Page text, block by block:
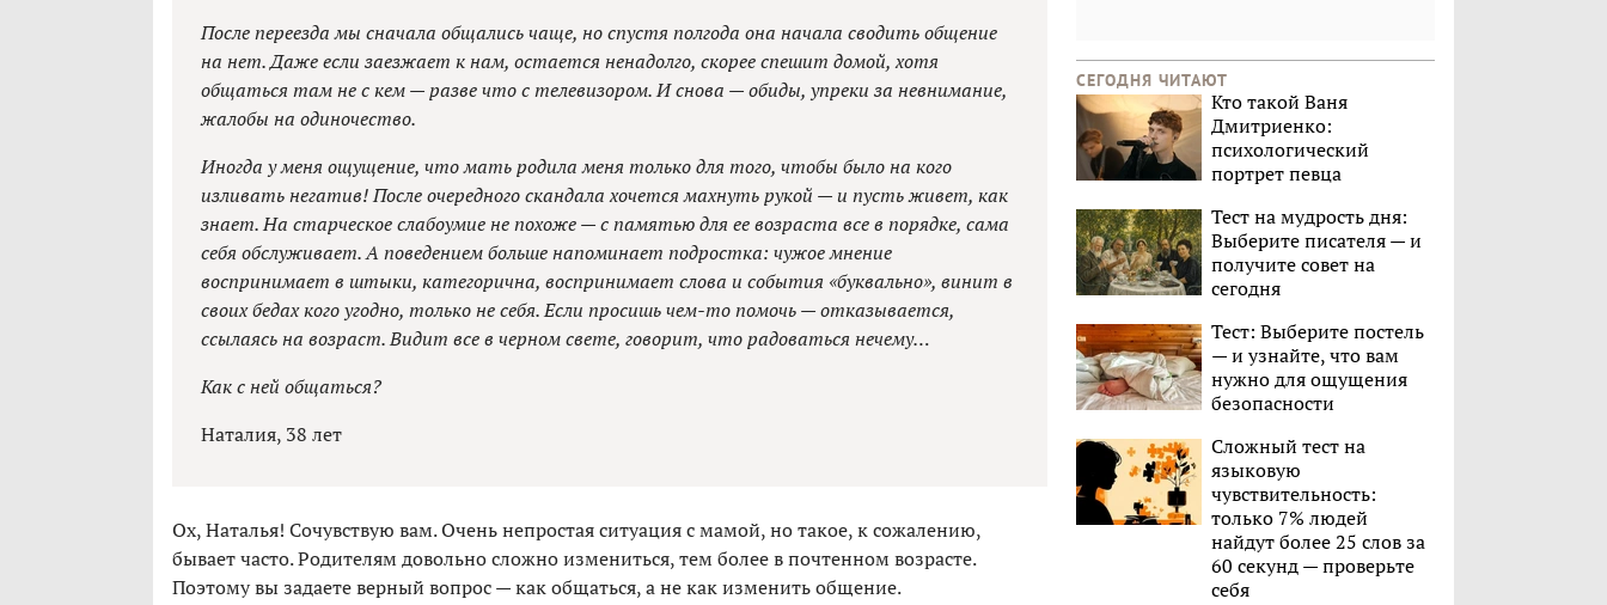
После переезда мы сначала общались чаще, но спустя полгода она начала сводить общение
на нет. Даже если заезжает к нам, остается ненадолго, скорее спешит домой, хотя
общаться там не с кем — разве что с телевизором. И снова — обиды, упреки за невнимание,
жалобы на одиночество.
Иногда у меня ощущение, что мать родила меня только для того, чтобы было на кого
изливать негатив! После очередного скандала хочется махнуть рукой — и пусть живет, как
знает. На старческое слабоумие не похоже — с памятью для ее возраста все в порядке, сама
себя обслуживает. А поведением больше напоминает подростка: чужое мнение
воспринимает в штыки, категорична, воспринимает слова и события «буквально», винит в
своих бедах кого угодно, только не себя. Если просишь чем-то помочь — отказывается,
ссылаясь на возраст. Видит все в черном свете, говорит, что радоваться нечему…
Как с ней общаться?
Наталия, 38 лет
Ох, Наталья! Сочувствую вам. Очень непростая ситуация с мамой, но такое, к сожалению,
бывает часто. Родителям довольно сложно измениться, тем более в почтенном возрасте.
Поэтому вы задаете верный вопрос — как общаться, а не как изменить общение.
СЕГОДНЯ ЧИТАЮТ
Кто такой Ваня
Дмитриенко:
психологический
портрет певца
Тест на мудрость дня:
Выберите писателя — и
получите совет на
сегодня
Тест: Выберите постель
— и узнайте, что вам
нужно для ощущения
безопасности
Сложный тест на
языковую
чувствительность:
только 7% людей
найдут более 25 слов за
60 секунд — проверьте
себя